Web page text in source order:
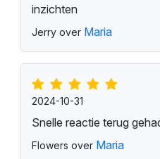
inzichten
Jerry over Maria
2024-10-31
Snelle reactie terug
Flowers over Maria